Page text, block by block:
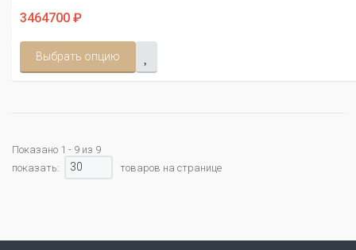
3464700 ₽
Выбрать опцию
Показано 1 - 9 из 9
показать:
30 товаров на странице